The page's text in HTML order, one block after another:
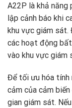
A22P là khả năng
lập cảnh báo khi
khu vực giám sát.
các hoạt động
vào khu vực giám
Để tối ưu hóa tính
cảm của cảm
gian giám sát.